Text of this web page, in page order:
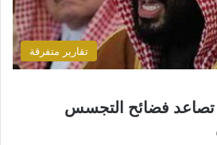
تقارير متفرقة
تصاعد فضائح التجسس